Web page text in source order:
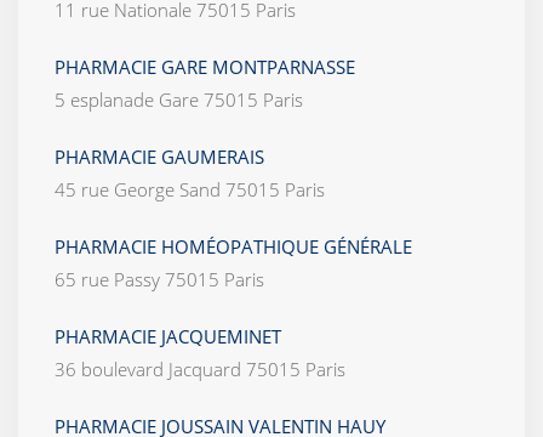
11 rue Nationale 75015 Paris
PHARMACIE GARE MONTPARNASSE
5 esplanade Gare 75015 Paris
PHARMACIE GAUMERAIS
45 rue George Sand 75015 Paris
PHARMACIE HOMÉOPATHIQUE GÉNÉRALE
65 rue Passy 75015 Paris
PHARMACIE JACQUEMINET
36 boulevard Jacquard 75015 Paris
PHARMACIE JOUSSAIN VALENTIN HAUY